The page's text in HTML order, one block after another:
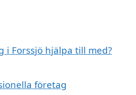
i Forssjö hjälpa till med?
företag